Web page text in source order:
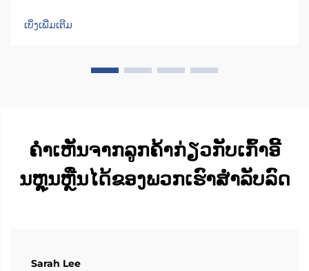
ການຍ້າຍຕົວ ເກົ້າອີ້ຫຼືທີ່ນັ່ງມີເຄື່ອງຈັກທີ່ສາມາດປັ່ນໄດ້ເປັນພິເສດ ເຊິ່ງ
ຊ່ວຍປັ່ນທີ່ນັ່ງໄປ 90 ອົງສາໄປທາງດ້ານປະຕູລົດ ເພື່ອໃຫ້ຜູ້ໃຊ້...
ເບິ່ງເພີ່ມເຕີມ
ຄຳເຫັນຈາກລູກຄ້າກ່ຽວກັບເກົ້າອີ້
ນຫຼຸນຫຼືນໄດ້ຂອງພວກເຮົາສຳລັບລົດ
Sarah Lee